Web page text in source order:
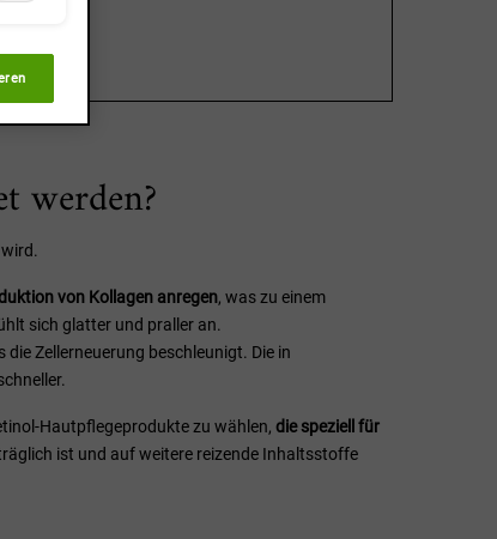
werden?
von Kollagen anregen, was zu einem
sich glatter und praller an.
die Zellerneuerung beschleunigt. Die in
Hautpflegeprodukte zu wählen, die speziell für
ist und auf weitere reizende Inhaltsstoffe